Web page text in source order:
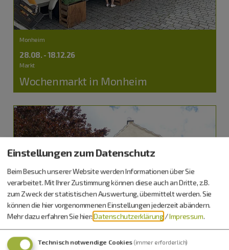
Monheim
28.08. - 18.12.26
Markt
Wochenmarkt in Monheim
Einstellungen zum Datenschutz
Beim Besuch unserer Website werden Informationen über Sie
verarbeitet. Mit Ihrer Zustimmung können diese auch an Dritte, z.B.
zum Zweck der statistischen Auswertung, übermittelt werden. Sie
können die hier vorgenommenen Einstellungen jederzeit abändern.
Mehr dazu erfahren Sie hier:Datenschutzerklärung /Impressum.
Technisch notwendige Cookies (immer erforderlich)